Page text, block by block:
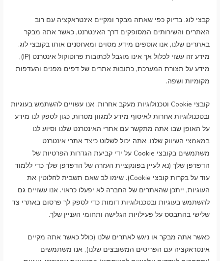
קבצי לוג. בדיוק כפי שאתה מבקר ומקיים אינטראקציה עם רוב
האתרים והשירותים המסופקים דרך האינטרנט, כאשר אתה מבקר
באתרים שלנו, אנו אוספים מידע מסוים ומאחסנים אותו בקובצי לוג.
מידע זה עשוי לכלול אך אינו מוגבל לכתובות פרוטוקול אינטרנט (IP),
מידע על תצורת המערכת, כתובות אתרים של דפים מפנים והעדפות
מקומיות ושפה.
קובצי Cookie וטכנולוגיות מעקב אחרות. אנו עשויים להשתמש בעוגיות
ובטכנולוגיות אחרות לאיסוף מידע למגוון מטרות, כגון לספק לנו מידע
על האופן שבו אתה מתקשר עם אתרי האינטרנט שלנו וסיוע לנו
במאמצי השיווק שלנו. אתה יכול לשלוט כיצד אתרי אינטרנט
משתמשים בקובצי Cookie על ידי קביעת הגדרות הפרטיות של
הדפדפן שלך (נא לעיין בפונקציית העזרה של הדפדפן שלך כדי ללמוד
עוד על בקרות קובצי Cookie). שימו לב שאם תשבית לחלוטין את
העוגיות, ייתכן שהאתרים של החברה לא יפעלו כראוי. אנו עשויים גם
להשתמש בעוגיות ובטכנולוגיות דומות כדי לספק לך פרסום באתרי צד
שלישי בהתבסס על פעילויות הגלישה ותחומי העניין שלך.
כאשר אתה מבקר או ניגש לאתרים שלנו (כולל כאשר אתה מקיים
אינטראקציה עם הפריטים המשובצים שלנו), אנו משתמשים